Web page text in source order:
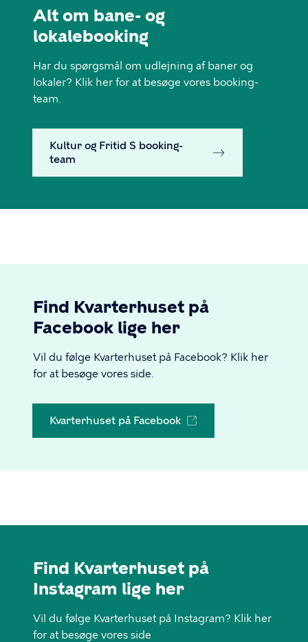
Alt om bane- og
lokalebooking
Har du spørgsmål om udlejning af baner og
lokaler? Klik her for at besøge vores booking-
team.
Kultur og Fritid S booking-
team
Find Kvarterhuset på
Facebook lige her
Vil du følge Kvarterhuset på Facebook? Klik her
for at besøge vores side.
Kvarterhuset på Facebook
Find Kvarterhuset på
Instagram lige her
Vil du følge Kvarterhuset på Instagram? Klik her
for at besøge vores side